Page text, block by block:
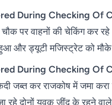
During Checking Of
पर वाहनों की चेकिंग कर
ड्यूटी मजिस्ट्रेट को मौके
During Checking Of
जब्त कर राजकोष में जमा करा
रहे दोनों युवक जींद के रहने